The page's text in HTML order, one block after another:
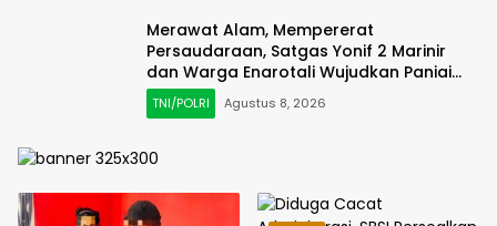
Merawat Alam, Mempererat
Persaudaraan, Satgas Yonif 2 Marinir
dan Warga Enarotali Wujudkan Paniai
Bersih, Indonesia Asri
TNI/POLRI Agustus 8, 2026